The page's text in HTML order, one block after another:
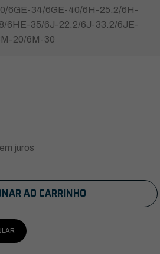
6GE-34/6GE-40/6H-25.2/6H-
6HE-35/6J-22.2/6J-33.2/6JE-
20/6M-30
juros
AO CARRINHO